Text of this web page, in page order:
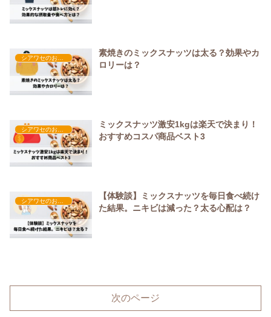
シアワセのおやつ時間
素焼きのミックスナッツは太る？効果やカ
ロリーは？
ミックスナッツ激安1kgは楽天で決まり！
おすすめコスパ商品ベスト3
【体験談】ミックスナッツを毎日食べ続け
た結果。ニキビは減った？太る心配は？
次のページ